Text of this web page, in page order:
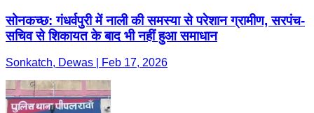
सोनकच्छ: गंधर्वपुरी में नाली की समस्या से परेशान ग्रामीण, सरपंच-
सचिव से शिकायत के बाद भी नहीं हुआ समाधान
Sonkatch, Dewas | Feb 17, 2026